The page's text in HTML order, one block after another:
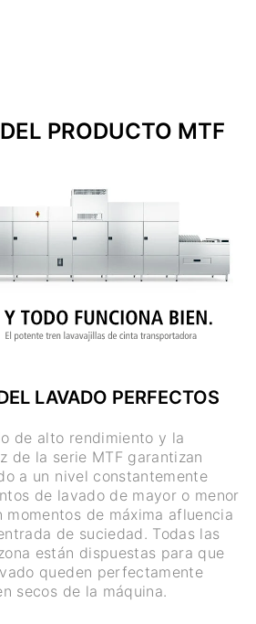
PRODUCTO MTF
LAVADO PERFECTOS
de alto rendimiento y la
de la serie MTF garantizan
a un nivel constantemente
de lavado de mayor o menor
momentos de máxima afluencia
de suciedad. Todas las
están dispuestas para que
queden perfectamente
secos de la máquina.